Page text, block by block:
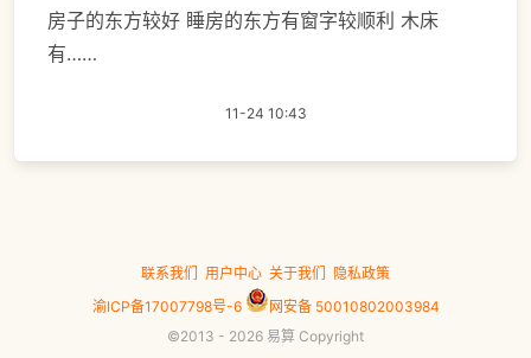
房子的东方较好 睡房的东方有窗字较顺利 木床
有……
11-24 10:43
联系我们 用户中心 关于我们
隐私政策
渝ICP备17007798号-6
网安备 50010802003984
©2013 - 2026 易算 Copyright